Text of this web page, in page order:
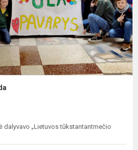
dalyvavo „Lietuvos tūkstantantmečio